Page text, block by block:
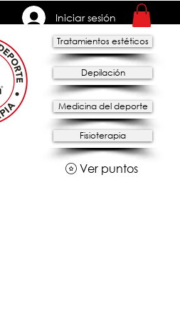
Iniciar sesión
Tratamientos estéticos
Depilación
Medicina del deporte
Fisioterapia
Ver puntos